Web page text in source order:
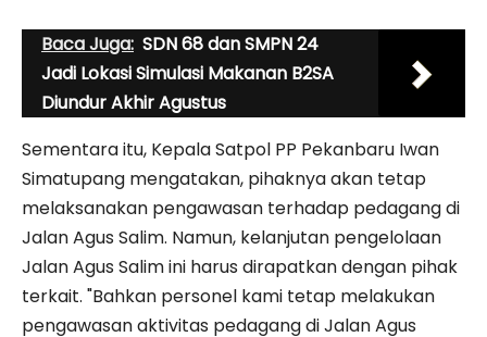
Baca Juga: SDN 68 dan SMPN 24
Jadi Lokasi Simulasi Makanan B2SA
Diundur Akhir Agustus
Sementara itu, Kepala Satpol PP Pekanbaru Iwan
Simatupang mengatakan, pihaknya akan tetap
melaksanakan pengawasan terhadap pedagang di
Jalan Agus Salim. Namun, kelanjutan pengelolaan
Jalan Agus Salim ini harus dirapatkan dengan pihak
terkait. "Bahkan personel kami tetap melakukan
pengawasan aktivitas pedagang di Jalan Agus